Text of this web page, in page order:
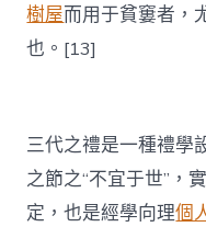
樹屋而用于貧窶者，
也。[13]
三代之禮是一種禮學
之節之“不宜于世”，
定，也是經學向理個